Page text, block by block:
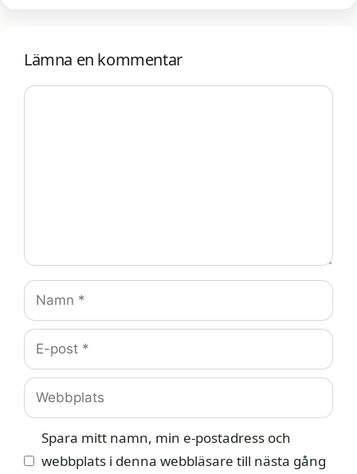
Lämna en kommentar
Kommentar
Namn
E-
post
Webbplats
Spara mitt namn, min e-postadress och
webbplats i denna webbläsare till nästa gång